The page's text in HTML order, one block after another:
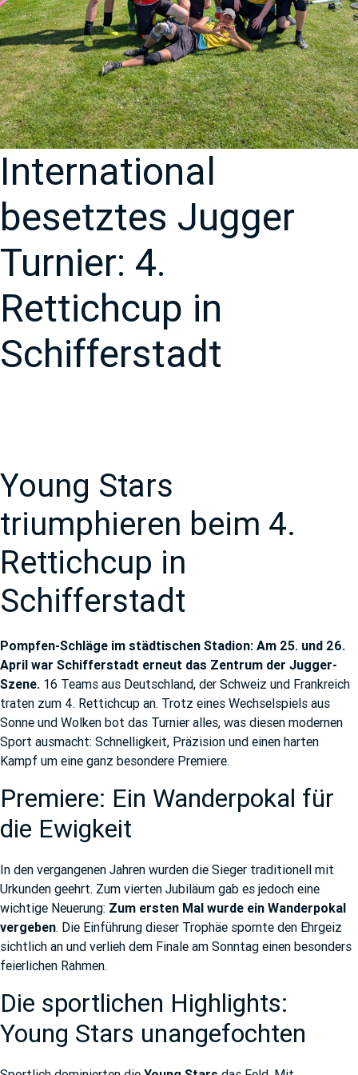
International
besetztes Jugger
Turnier: 4.
Rettichcup in
Schifferstadt
Young Stars
triumphieren beim 4.
Rettichcup in
Schifferstadt
Pompfen-Schläge im städtischen Stadion: Am 25. und 26.
April war Schifferstadt erneut das Zentrum der Jugger-
Szene. 16 Teams aus Deutschland, der Schweiz und Frankreich
traten zum 4. Rettichcup an. Trotz eines Wechselspiels aus
Sonne und Wolken bot das Turnier alles, was diesen modernen
Sport ausmacht: Schnelligkeit, Präzision und einen harten
Kampf um eine ganz besondere Premiere.
Premiere: Ein Wanderpokal für
die Ewigkeit
In den vergangenen Jahren wurden die Sieger traditionell mit
Urkunden geehrt. Zum vierten Jubiläum gab es jedoch eine
wichtige Neuerung: Zum ersten Mal wurde ein Wanderpokal
vergeben. Die Einführung dieser Trophäe spornte den Ehrgeiz
sichtlich an und verlieh dem Finale am Sonntag einen besonders
feierlichen Rahmen.
Die sportlichen Highlights:
Young Stars unangefochten